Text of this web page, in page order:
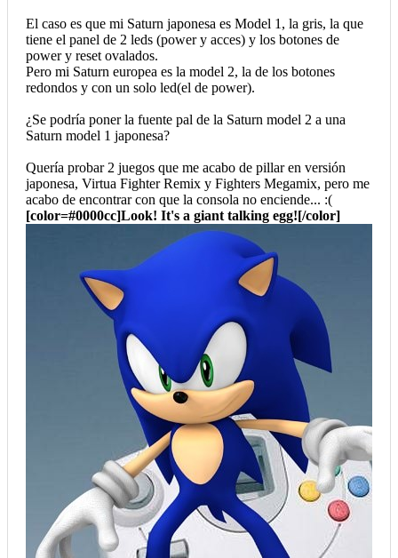
El caso es que mi Saturn japonesa es Model 1, la gris, la que
tiene el panel de 2 leds (power y acces) y los botones de
power y reset ovalados.
Pero mi Saturn europea es la model 2, la de los botones
redondos y con un solo led(el de power).
¿Se podría poner la fuente pal de la Saturn model 2 a una
Saturn model 1 japonesa?
Quería probar 2 juegos que me acabo de pillar en versión
japonesa, Virtua Fighter Remix y Fighters Megamix, pero me
acabo de encontrar con que la consola no enciende... :(
[color=#0000cc]Look! It's a giant talking egg![/color]